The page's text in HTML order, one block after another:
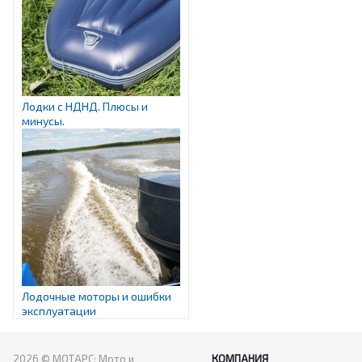
Лодки с НДНД. Плюсы и
минусы.
Лодочные моторы и ошибки
эксплуатации
2026 © МОТАРС: Мото и КОМПАНИЯ